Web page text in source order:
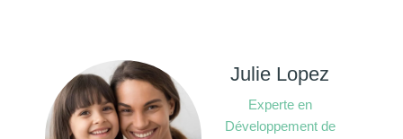
Julie Lopez
Experte en
Développement de